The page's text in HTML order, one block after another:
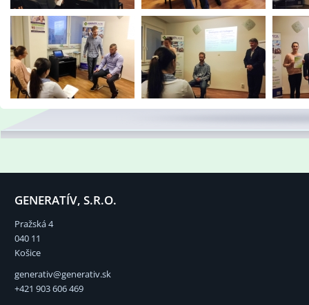
GENERATÍV, S.R.O.
Pražská 4
040 11
Košice
generativ@generativ.sk
+421 903 606 469